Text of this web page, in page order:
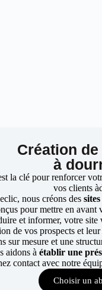
Création
à
la clé pour renforcer
vos clients
nous créons dessites
pour mettre en
et informer, votre
de vos prospects et
sur mesure et une
aidons à établir une
contact avec notre
Choisir un